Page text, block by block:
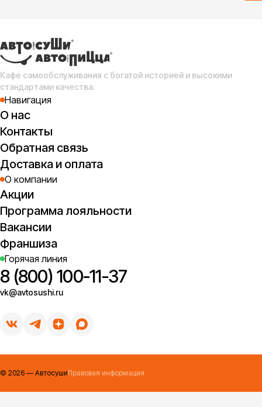
Кафе самообслуживания с богатой историей и высокими
стандартами качества.
Навигация
О нас
Контакты
Обратная связь
Доставка и оплата
О компании
Акции
Программа лояльности
Вакансии
Франшиза
Горячая линия
8 (800) 100-11-37
vk@avtosushi.ru
© 2026 — АвтосушиПравовая информация